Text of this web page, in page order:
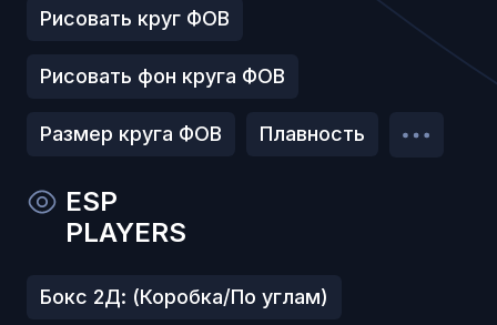
Рисовать круг ФОВ
Рисовать фон круга ФОВ
Размер круга ФОВ Плавность
ESP
PLAYERS
Бокс 2Д: (Коробка/По углам)